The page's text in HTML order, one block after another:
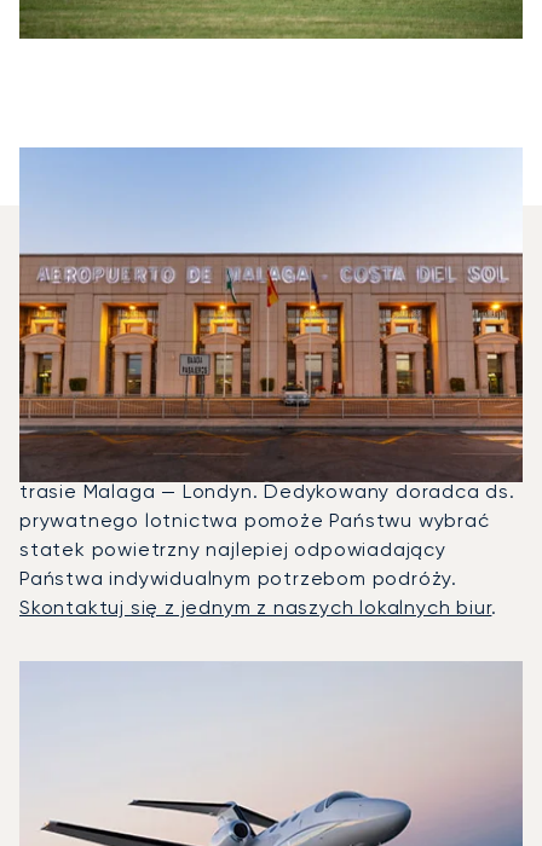
Jakie Samoloty Mogę
Wyczarterować, Aby Polecieć
Między Londynem A Malagą?
W 2025 roku Citation Mustang, Beechjet 400A i
Citation Latitude były najczęściej
wykorzystywanymi prywatnymi odrzutowcami na
trasie Malaga — Londyn. Dedykowany doradca ds.
prywatnego lotnictwa pomoże Państwu wybrać
statek powietrzny najlepiej odpowiadający
Państwa indywidualnym potrzebom podróży.
Skontaktuj się z jednym z naszych lokalnych biur.